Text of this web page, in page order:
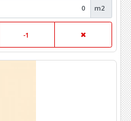
m2
-1